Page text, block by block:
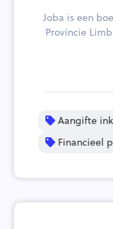
Joba is een
Provincie
Aangifte
Financieel